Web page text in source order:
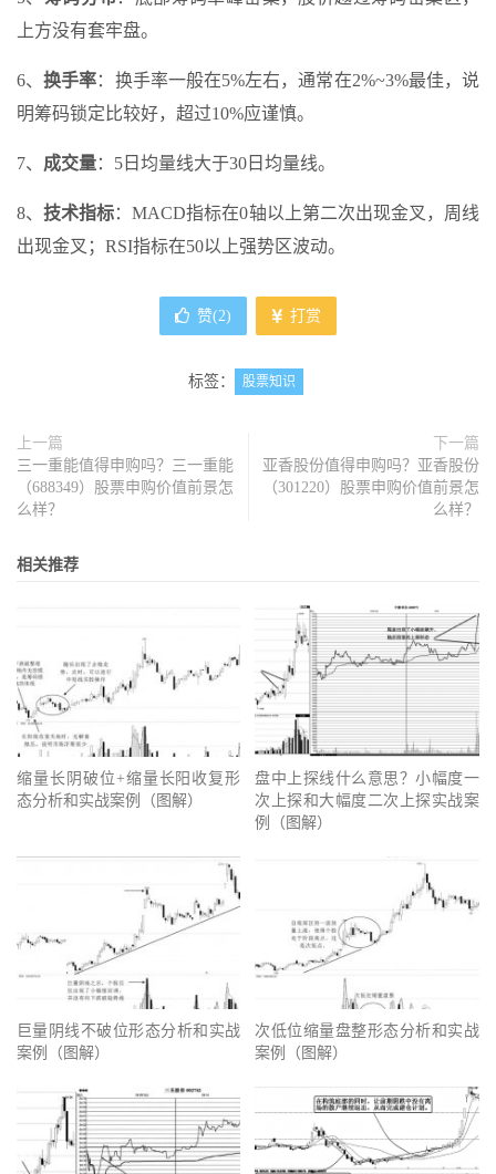
上方没有套牢盘。
6、换手率：换手率一般在5%左右，通常在2%~3%最佳，说
明筹码锁定比较好，超过10%应谨慎。
7、 成交量：5日均量线大于30日均量线。
8、技术指标：MACD指标在0轴以上第二次出现金叉，周线
出现金叉；RSI指标在50以上强势区波动。
赞(2) 打赏
标签： 股票知识
上一篇
三一重能值得申购吗？三一重能
（688349）股票申购价值前景怎
么样？
下一篇
亚香股份值得申购吗？亚香股份
（301220）股票申购价值前景怎
么样？
相关推荐
缩量长阴破位+缩量长阳收复形
态分析和实战案例（图解）
盘中上探线什么意思？小幅度一
次上探和大幅度二次上探实战案
例（图解）
巨量阴线不破位形态分析和实战
案例（图解）
次低位缩量盘整形态分析和实战
案例（图解）